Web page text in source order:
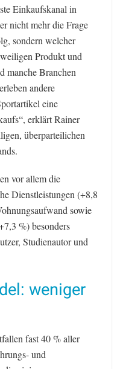
Einkaufskanal in
nicht mehr die Frage
sondern welcher
Produkt und
manche Branchen
andere
eine
erklärt Rainer
überparteilichen
vor allem die
Dienstleistungen (+8,8
sowie
%) besonders
Studienautor und
weniger
fast 40 % aller
und